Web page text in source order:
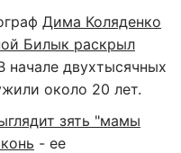
Дима Коляденко
Билык раскрыл
начале двухтысячных
около 20 лет.
зять "мамы
- ее